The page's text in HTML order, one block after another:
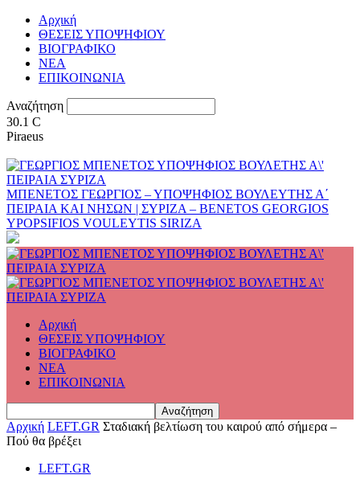
Αρχική
ΘΕΣΕΙΣ ΥΠΟΨΗΦΙΟΥ
ΒΙΟΓΡΑΦΙΚΟ
ΝΕΑ
ΕΠΙΚΟΙΝΩΝΙΑ
Αναζήτηση
30.1 C
Piraeus
ΜΠΕΝΕΤΟΣ ΓΕΩΡΓΙΟΣ – ΥΠΟΨΗΦΙΟΣ ΒΟΥΛΕΥΤΗΣ Α΄
ΠΕΙΡΑΙΑ ΚΑΙ ΝΗΣΩΝ | ΣΥΡΙΖΑ – BENETOS GEORGIOS
YPOPSIFIOS VOULEYTIS SIRIZA
Αρχική
ΘΕΣΕΙΣ ΥΠΟΨΗΦΙΟΥ
ΒΙΟΓΡΑΦΙΚΟ
ΝΕΑ
ΕΠΙΚΟΙΝΩΝΙΑ
Αρχική LEFT.GR Σταδιακή βελτίωση του καιρού από σήμερα –
Πού θα βρέξει
LEFT.GR